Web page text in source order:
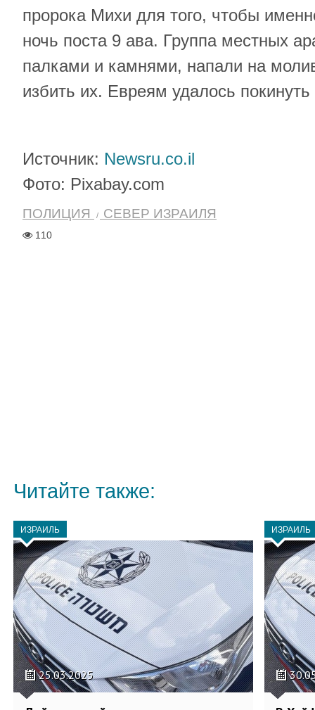
пророка Михи для того, чтобы
ночь поста 9 ава. Группа местных
палками и камнями, напали на
избить их. Евреям удалось
Источник: Newsru.co.il
Фото: Pixabay.com
ПОЛИЦИЯ СЕВЕР ИЗРАИЛЯ
110
Читайте также:
ИЗРАИЛЬ
25.03.2025
ИЗРАИЛЬ